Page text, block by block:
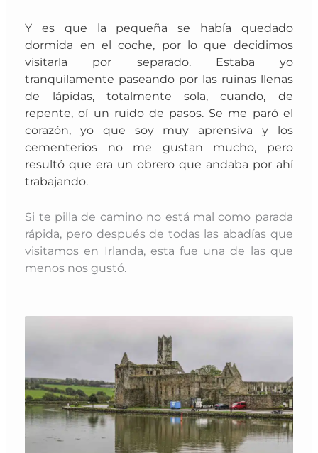
Y es que la pequeña se había quedado
dormida en el coche, por lo que decidimos
visitarla por separado. Estaba yo
tranquilamente paseando por las ruinas llenas
de lápidas, totalmente sola, cuando, de
repente, oí un ruido de pasos. Se me paró el
corazón, yo que soy muy aprensiva y los
cementerios no me gustan mucho, pero
resultó que era un obrero que andaba por ahí
trabajando.
Si te pilla de camino no está mal como parada
rápida, pero después de todas las abadías que
visitamos en Irlanda, esta fue una de las que
menos nos gustó.